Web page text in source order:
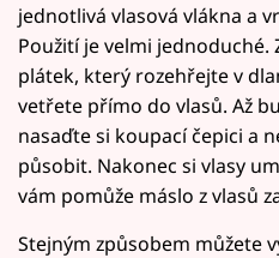
jednotlivá vlasová vlákna a
Použití je velmi
plátek, který rozehřejte v
vetřete přímo do vlasů. Až
nasaďte si koupací čepici a
působit. Nakonec si vlasy
vám pomůže máslo z vlasů
Stejným způsobem můžete